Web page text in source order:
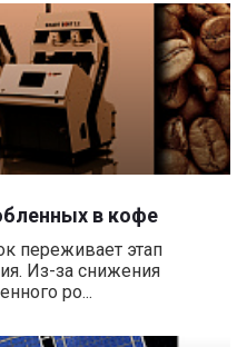
в кофе
переживает этап
Из-за снижения
ро...